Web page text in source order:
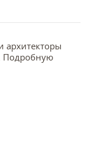
архитекторы
Подробную